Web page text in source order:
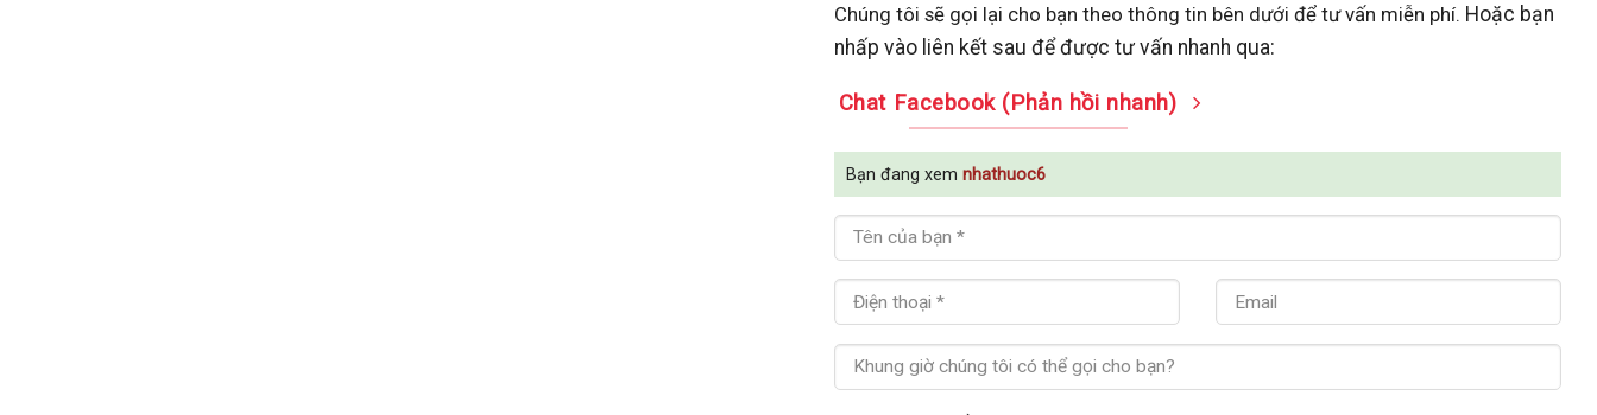
Chúng tôi sẽ gọi lại cho bạn theo thông tin bên dưới để tư vấn miễn phí. Hoặc bạn
nhấp vào liên kết sau để được tư vấn nhanh qua:
Chat Facebook (Phản hồi nhanh)
Bạn đang xem nhathuoc6